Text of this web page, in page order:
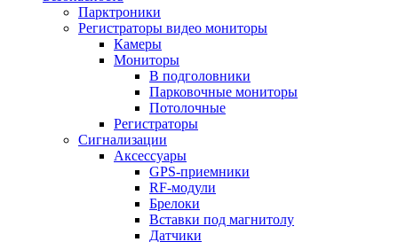
Парктроники
Регистраторы видео мониторы
Камеры
Мониторы
В подголовники
Парковочные мониторы
Потолочные
Регистраторы
Сигнализации
Аксессуары
GPS-приемники
RF-модули
Брелоки
Вставки под магнитолу
Датчики